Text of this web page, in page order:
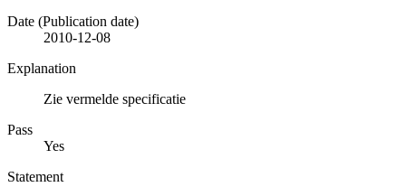
Date (Publication date)
2010-12-08
Explanation
Zie vermelde specificatie
Pass
Yes
Statement